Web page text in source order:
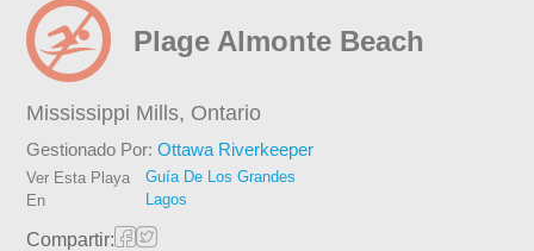
Plage Almonte Beach
Mississippi Mills, Ontario
Gestionado Por:Ottawa Riverkeeper
Ver Esta Playa
En
Guía De Los Grandes
Lagos
Compartir: